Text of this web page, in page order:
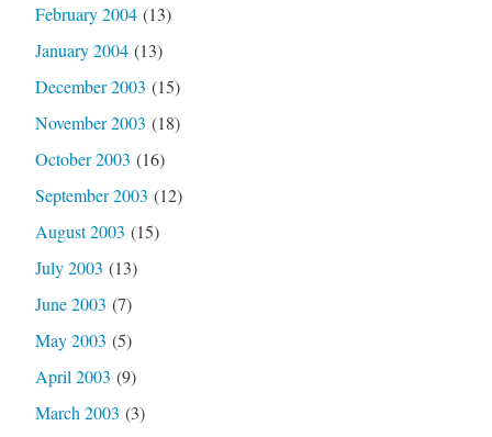
February 2004(13)
January 2004(13)
December 2003 (15)
November 2003 (18)
October 2003 (16)
September 2003 (12)
August 2003 (15)
July 2003 (13)
June 2003 (7)
May 2003 (5)
April 2003 (9)
March 2003 (3)